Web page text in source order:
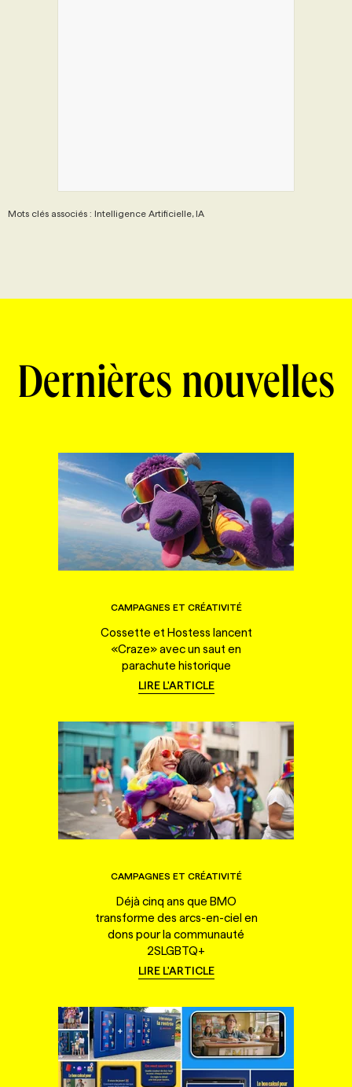
Mots clés associés : Intelligence Artificielle, IA
Dernières nouvelles
CAMPAGNES ET CRÉATIVITÉ
Cossette et Hostess lancent
«Craze» avec un saut en
parachute historique
LIRE L'ARTICLE
CAMPAGNES ET CRÉATIVITÉ
Déjà cinq ans que BMO
transforme des arcs-en-ciel en
dons pour la communauté
2SLGBTQ+
LIRE L'ARTICLE